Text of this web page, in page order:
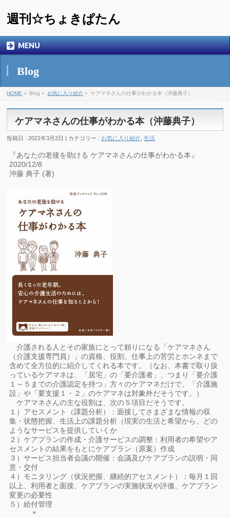
週刊☆ちょきぱたん
MENU
Blog
HOME » Blog » お気に入り紹介 » ケアマネさんの仕事がわかる本（沖藤典子）
ケアマネさんの仕事がわかる本（沖藤典子）
投稿日 : 2021年3月2日 | カテゴリー : お気に入り紹介 ,生活
『あなたの老後を助ける ケアマネさんの仕事がわかる本』
2020/12/8
沖藤 典子 (著)
介護される人とその家族にとって頼りになる「ケアマネさん
（介護支援専門員）」の資格、役割、仕事上の苦労とホンネまで
含めて全方位的に紹介してくれる本です。（なお、本書で取り扱
っているケアマネは、「居宅」の「要介護者」、つまり「要介護
１～５までの介護認定を持つ」方々のケアマネだけで、「介護施
設」や「要支援１・２」のケアマネは対象外だそうです。）
ケアマネさんの主な役割は、次の５項目だそうです。
１）アセスメント（課題分析）：面接してさまざまな情報の収
集・状態把握、生活上の課題分析（現実の生活と希望から、どの
ようなサービスを提供していくか
２）ケアプランの作成・介護サービスの調整：利用者の希望やア
セスメントの結果をもとにケアプラン（原案）作成
３）サービス担当者会議の開催：会議及びケアプランの説明・同
意・交付
４）モニタリング（状況把握、継続的アセスメント）：毎月１回
以上、利用者と面接、ケアプランの実施状況や評価、ケアプラン
変更の必要性
５）給付管理
＊